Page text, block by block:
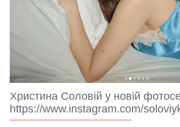
Христина Соловій у новій
https://www.instagram.com/